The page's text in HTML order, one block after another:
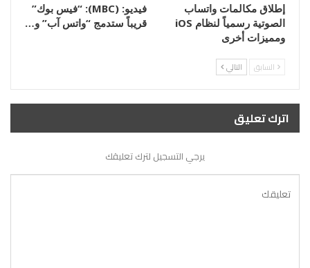
إطلاق مكالمات واتساب
الصوتية رسمياً لنظام iOS
ومميزات أخرى
فيديو: (MBC): “فيس بوك”
قريباً ستدمج “واتس آب” و…
السابق التالي
اترك تعليق
يرجي التسجيل لترك تعليقك